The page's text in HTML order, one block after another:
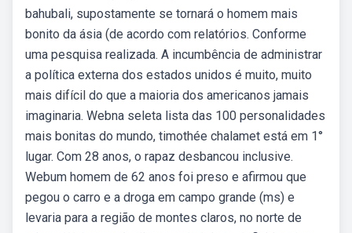
bahubali, supostamente se tornará o homem mais
bonito da ásia (de acordo com relatórios. Conforme
uma pesquisa realizada. A incumbência de administrar
a política externa dos estados unidos é muito, muito
mais difícil do que a maioria dos americanos jamais
imaginaria. Webna seleta lista das 100 personalidades
mais bonitas do mundo, timothée chalamet está em 1°
lugar. Com 28 anos, o rapaz desbancou inclusive.
Webum homem de 62 anos foi preso e afirmou que
pegou o carro e a droga em campo grande (ms) e
levaria para a região de montes claros, no norte de